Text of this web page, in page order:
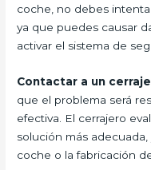
coche, no debes
ya que puedes causar
activar el sistema de
Contactar a un
que el problema será
efectiva. El cerrajero
solución más
coche o la fabricación